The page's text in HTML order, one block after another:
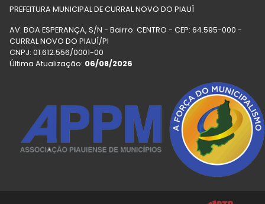
PREFEITURA MUNICIPAL DE CURRAL NOVO DO PIAUÍ
AV. BOA ESPERANÇA, S/N - Bairro: CENTRO - CEP: 64.595-000 -
CURRAL NOVO DO PIAUÍ/PI
CNPJ: 01.612.556/0001-00
Última Atualização: 06/08/2026